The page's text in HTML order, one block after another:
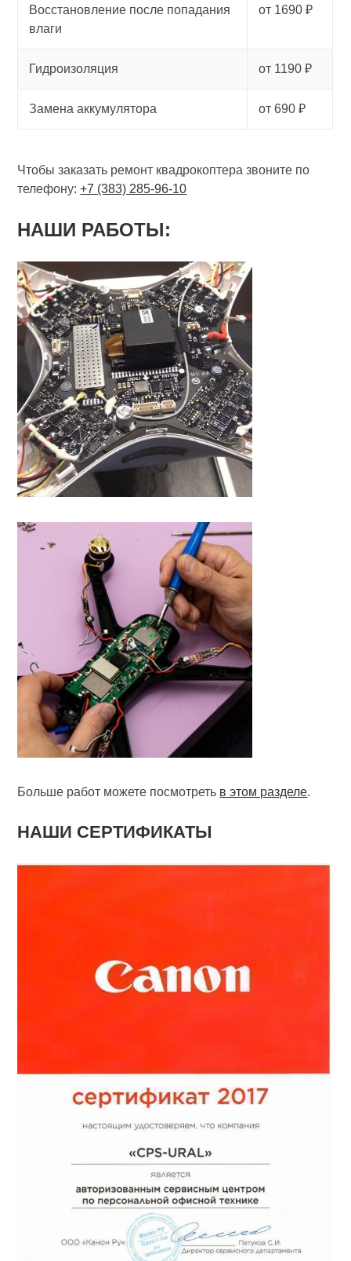
Восстановление после попадания
влаги
от 1690 ₽
Гидроизоляция от 1190 ₽
Замена аккумулятора от 690 ₽
Чтобы заказать ремонт квадрокоптера звоните по
телефону:+7 (383) 285-96-10
НАШИ РАБОТЫ:
Больше работ можете посмотреть в этом разделе.
НАШИ СЕРТИФИКАТЫ